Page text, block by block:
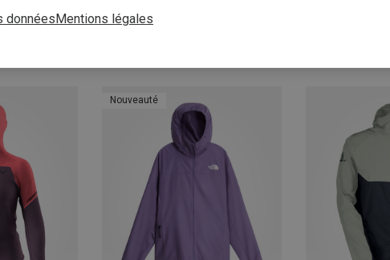
Nouveauté
donnéesMentions légales